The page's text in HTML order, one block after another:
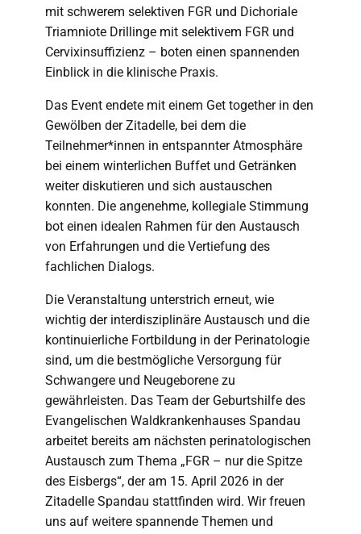
mit schwerem selektiven FGR und Dichoriale
Triamniote Drillinge mit selektivem FGR und
Cervixinsuffizienz – boten einen spannenden
Einblick in die klinische Praxis.
Das Event endete mit einem Get together in den
Gewölben der Zitadelle, bei dem die
Teilnehmer*innen in entspannter Atmosphäre
bei einem winterlichen Buffet und Getränken
weiter diskutieren und sich austauschen
konnten. Die angenehme, kollegiale Stimmung
bot einen idealen Rahmen für den Austausch
von Erfahrungen und die Vertiefung des
fachlichen Dialogs.
Die Veranstaltung unterstrich erneut, wie
wichtig der interdisziplinäre Austausch und die
kontinuierliche Fortbildung in der Perinatologie
sind, um die bestmögliche Versorgung für
Schwangere und Neugeborene zu
gewährleisten. Das Team der Geburtshilfe des
Evangelischen Waldkrankenhauses Spandau
arbeitet bereits am nächsten perinatologischen
Austausch zum Thema „FGR – nur die Spitze
des Eisbergs“, der am 15. April 2026 in der
Zitadelle Spandau stattfinden wird. Wir freuen
uns auf weitere spannende Themen und